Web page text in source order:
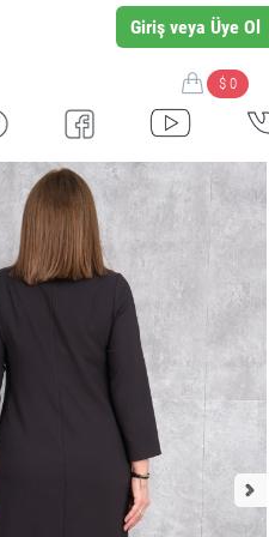
Giriş veya Üye Ol
$ 0